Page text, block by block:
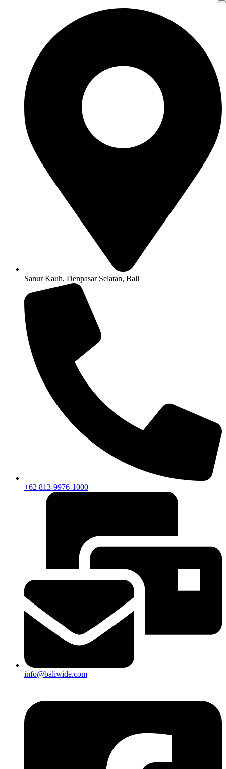
Sanur Kauh, Denpasar Selatan, Bali
+62 813-9976-1000
info@baliwide.com